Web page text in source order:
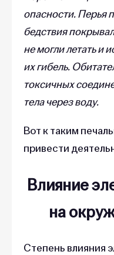
опасности. Перья
бедствия
не могли летать и
их гибель.
токсичных
тела через воду.
Вот к таким
привести
Влияние
на
Степень влияния